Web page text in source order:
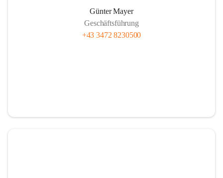
Günter Mayer
Geschäftsführung
+43 3472 8230500